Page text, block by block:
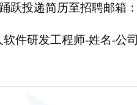
跃投递简历至招聘邮箱
件研发工程师-姓名-公